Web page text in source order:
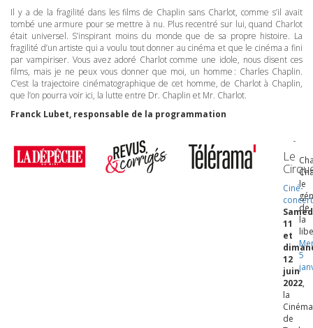
Il y a de la fragilité dans les films de Chaplin sans Charlot, comme s’il avait
tombé une armure pour se mettre à nu. Plus recentré sur lui, quand Charlot
était universel. S’inspirant moins du monde que de sa propre histoire. La
fragilité d’un artiste qui a voulu tout donner au cinéma et que le cinéma a fini
par vampiriser. Vous avez adoré Charlot comme une idole, nous disent ces
films, mais je ne peux vous donner que moi, un homme : Charles Chaplin.
C’est la trajectoire cinématographique de cet homme, de Charlot à Chaplin,
que l’on pourra voir ici, la lutte entre Dr. Chaplin et Mr. Charlot.
Franck Lubet, responsable de la programmation
Le
Ciné-
concert
11
et
12
juin
2022,
la
de
le
de
la
5